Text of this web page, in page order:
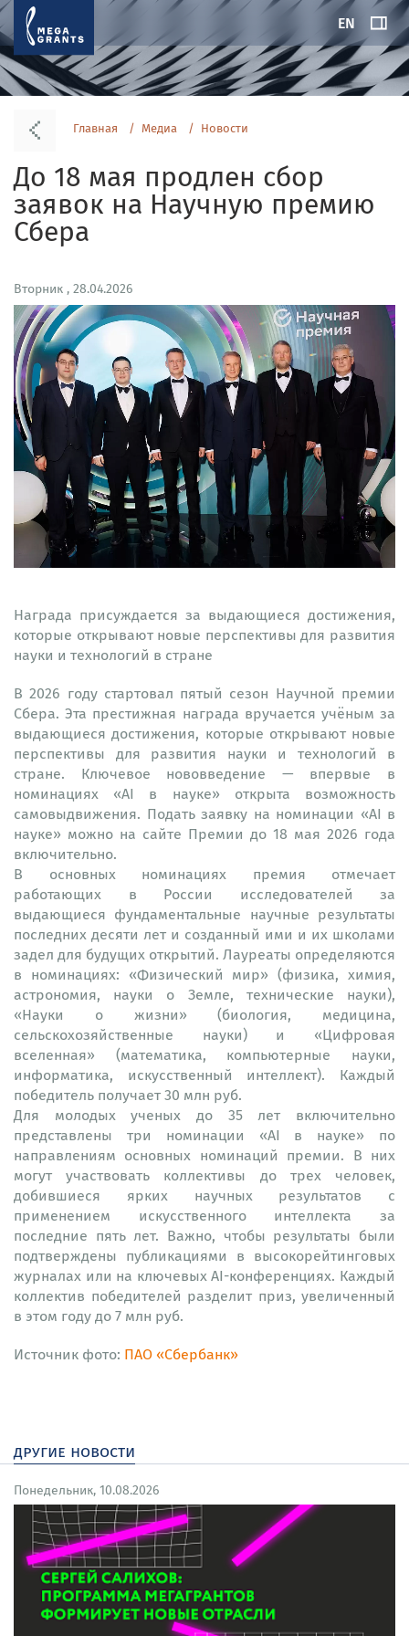
EN
Главная Медиа Новости
До 18 мая продлен сбор
заявок на Научную премию
Сбера
Вторник , 28.04.2026
Награда присуждается за выдающиеся достижения,
которые открывают новые перспективы для развития
науки и технологий в стране
В 2026 году стартовал пятый сезон Научной премии
Сбера. Эта престижная награда вручается учёным за
выдающиеся достижения, которые открывают новые
перспективы для развития науки и технологий в
стране. Ключевое нововведение — впервые в
номинациях «AI в науке» открыта возможность
самовыдвижения. Подать заявку на номинации «AI в
науке» можно на сайте Премии до 18 мая 2026 года
включительно.
В основных номинациях премия отмечает
работающих в России исследователей за
выдающиеся фундаментальные научные результаты
последних десяти лет и созданный ими и их школами
задел для будущих открытий. Лауреаты определяются
в номинациях: «Физический мир» (физика, химия,
астрономия, науки о Земле, технические науки),
«Науки о жизни» (биология, медицина,
сельскохозяйственные науки) и «Цифровая
вселенная» (математика, компьютерные науки,
информатика, искусственный интеллект). Каждый
победитель получает 30 млн руб.
Для молодых ученых до 35 лет включительно
представлены три номинации «AI в науке» по
направлениям основных номинаций премии. В них
могут участвовать коллективы до трех человек,
добившиеся ярких научных результатов с
применением искусственного интеллекта за
последние пять лет. Важно, чтобы результаты были
подтверждены публикациями в высокорейтинговых
журналах или на ключевых AI-конференциях. Каждый
коллектив победителей разделит приз, увеличенный
в этом году до 7 млн руб.
Источник фото: ПАО «Сбербанк»
другие новости
Понедельник, 10.08.2026